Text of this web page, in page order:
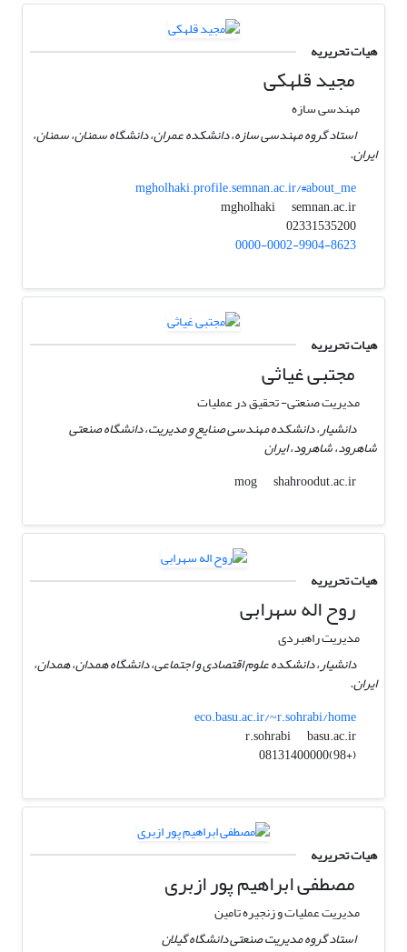
هیات تحریریه
مجید قلهکی
مهندسی سازه
استاد گروه مهندسی سازه، دانشکده عمران، دانشگاه سمنان، سمنان،
ایران.
mgholhaki.profile.semnan.ac.ir/#about_me
mgholhaki
semnan.ac.ir
02331535200
0000-0002-9904-8623
هیات تحریریه
مجتبی غیاثی
مدیریت صنعتی- تحقیق در عملیات
دانشیار، دانشکده مهندسی صنایع و مدیریت، دانشگاه صنعتی
شاهرود، شاهرود، ایران
mog
shahroodut.ac.ir
هیات تحریریه
روح اله سهرابی
مدیریت راهبردی
دانشیار، دانشکده علوم اقتصادی و اجتماعی، دانشگاه همدان، همدان،
ایران.
eco.basu.ac.ir/~r.sohrabi/home
r.sohrabi
basu.ac.ir
(+98)08131400000
هیات تحریریه
مصطفی ابراهیم پور ازبری
مدیریت عملیات و زنجیره تامین
استاد گروه مدیریت صنعتی دانشگاه گیلان